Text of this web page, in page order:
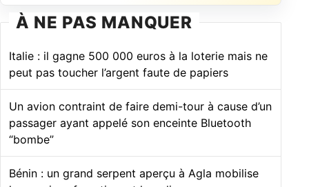
À NE PAS MANQUER
Italie : il gagne 500 000 euros à la loterie mais ne
peut pas toucher l’argent faute de papiers
Un avion contraint de faire demi-tour à cause d’un
passager ayant appelé son enceinte Bluetooth
“bombe”
Bénin : un grand serpent aperçu à Agla mobilise